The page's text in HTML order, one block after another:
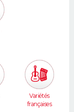
Variétés
françaises